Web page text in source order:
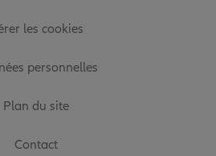
les cookies
personnelles
Plan du site
Contact